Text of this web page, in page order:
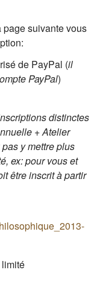
suivante vous
de PayPal (il
PayPal)
distinctes
+ Atelier
y mettre plus
ex: pour vous et
être inscrit à partir